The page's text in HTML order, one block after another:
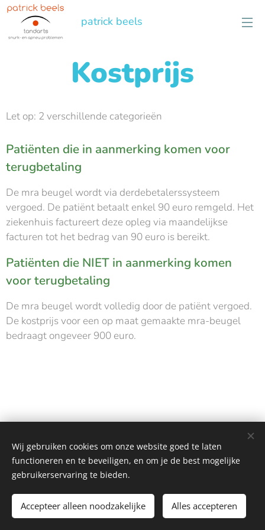
patrick beels
Kostprijs
Let op: 2 verschillende categorieën
Patiënten die in aanmerking komen voor
terugbetaling
De mra beugel wordt via derdebetalerssysteem
vergoed. De patiënt betaalt enkel 90 euro remgeld. Het
ziekenhuis factureert deze opleg via maandelijkse
facturen tot het bedrag van 90 euro is bereikt.
Patiënten die NIET in aanmerking komen
voor terugbetaling
De mra beugel wordt volledig door de patiënt vergoed.
De kostprijs voor een op maat gemaakte mra-beugel
bedraagt ongeveer 900 euro.
patrick beels kasteelstraat 2 9770 Kruisem
pbeels@skynet.be 09 / 383 63 82
Cookies
Wij gebruiken cookies om onze website goed te laten
functioneren en te beveiligen, en om je de best mogelijke
gebruikerservaring te bieden.
Accepteer alleen noodzakelijke Alles accepteren